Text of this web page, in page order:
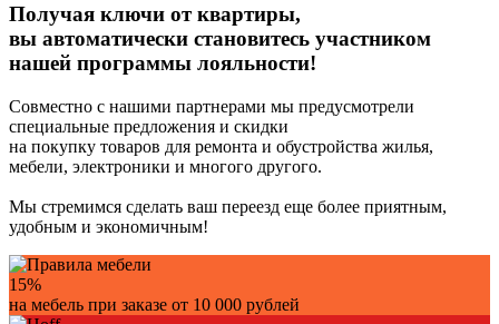
Получая ключи от квартиры,
вы автоматически становитесь участником
нашей программы лояльности!
Совместно с нашими партнерами мы предусмотрели
специальные предложения и скидки
на покупку товаров для ремонта и обустройства жилья,
мебели, электроники и многого другого.
Мы стремимся сделать ваш переезд еще более приятным,
удобным и экономичным!
15%
на мебель при заказе от 10 000 рублей